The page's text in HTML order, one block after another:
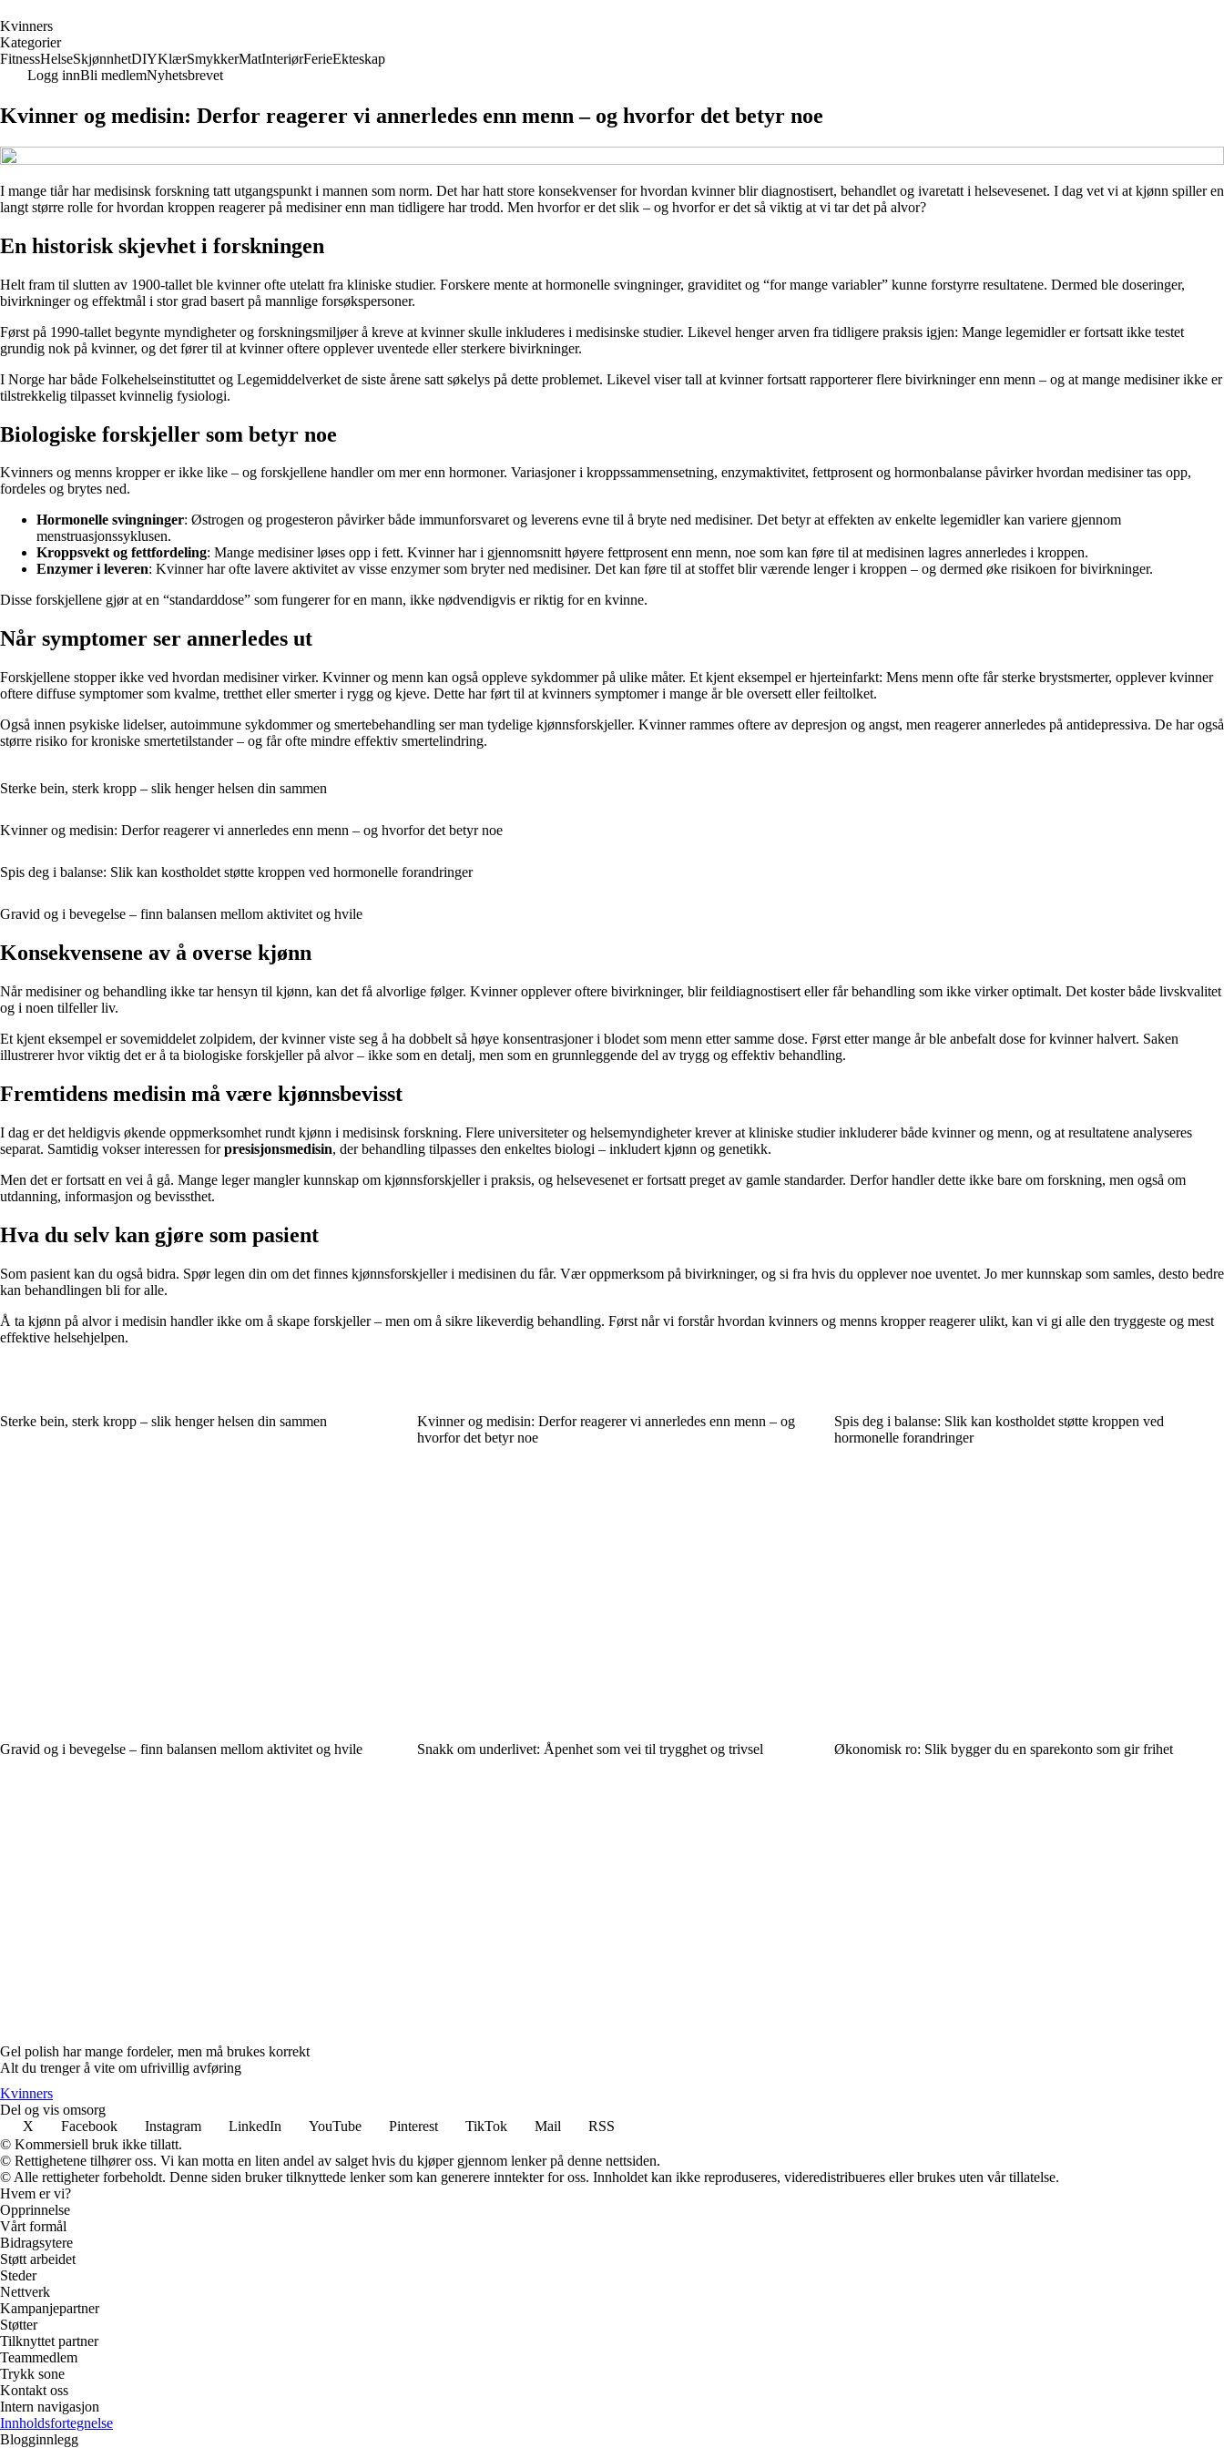
Kvinners
Kategorier
FitnessHelseSkjønnhetDIYKlærSmykkerMatInteriørFerieEkteskap
Logg innBli medlemNyhetsbrevet
Kvinner og medisin: Derfor reagerer vi annerledes enn menn – og hvorfor det betyr noe
I mange tiår har medisinsk forskning tatt utgangspunkt i mannen som norm. Det har hatt store konsekvenser for hvordan kvinner blir diagnostisert, behandlet og ivaretatt i helsevesenet. I dag vet vi at kjønn spiller en
langt større rolle for hvordan kroppen reagerer på medisiner enn man tidligere har trodd. Men hvorfor er det slik – og hvorfor er det så viktig at vi tar det på alvor?
En historisk skjevhet i forskningen
Helt fram til slutten av 1900-tallet ble kvinner ofte utelatt fra kliniske studier. Forskere mente at hormonelle svingninger, graviditet og “for mange variabler” kunne forstyrre resultatene. Dermed ble doseringer,
bivirkninger og effektmål i stor grad basert på mannlige forsøkspersoner.
Først på 1990-tallet begynte myndigheter og forskningsmiljøer å kreve at kvinner skulle inkluderes i medisinske studier. Likevel henger arven fra tidligere praksis igjen: Mange legemidler er fortsatt ikke testet
grundig nok på kvinner, og det fører til at kvinner oftere opplever uventede eller sterkere bivirkninger.
I Norge har både Folkehelseinstituttet og Legemiddelverket de siste årene satt søkelys på dette problemet. Likevel viser tall at kvinner fortsatt rapporterer flere bivirkninger enn menn – og at mange medisiner ikke er
tilstrekkelig tilpasset kvinnelig fysiologi.
Biologiske forskjeller som betyr noe
Kvinners og menns kropper er ikke like – og forskjellene handler om mer enn hormoner. Variasjoner i kroppssammensetning, enzymaktivitet, fettprosent og hormonbalanse påvirker hvordan medisiner tas opp,
fordeles og brytes ned.
Hormonelle svingninger: Østrogen og progesteron påvirker både immunforsvaret og leverens evne til å bryte ned medisiner. Det betyr at effekten av enkelte legemidler kan variere gjennom
menstruasjonssyklusen.
Kroppsvekt og fettfordeling: Mange medisiner løses opp i fett. Kvinner har i gjennomsnitt høyere fettprosent enn menn, noe som kan føre til at medisinen lagres annerledes i kroppen.
Enzymer i leveren: Kvinner har ofte lavere aktivitet av visse enzymer som bryter ned medisiner. Det kan føre til at stoffet blir værende lenger i kroppen – og dermed øke risikoen for bivirkninger.
Disse forskjellene gjør at en “standarddose” som fungerer for en mann, ikke nødvendigvis er riktig for en kvinne.
Når symptomer ser annerledes ut
Forskjellene stopper ikke ved hvordan medisiner virker. Kvinner og menn kan også oppleve sykdommer på ulike måter. Et kjent eksempel er hjerteinfarkt: Mens menn ofte får sterke brystsmerter, opplever kvinner
oftere diffuse symptomer som kvalme, tretthet eller smerter i rygg og kjeve. Dette har ført til at kvinners symptomer i mange år ble oversett eller feiltolket.
Også innen psykiske lidelser, autoimmune sykdommer og smertebehandling ser man tydelige kjønnsforskjeller. Kvinner rammes oftere av depresjon og angst, men reagerer annerledes på antidepressiva. De har også
større risiko for kroniske smertetilstander – og får ofte mindre effektiv smertelindring.
Sterke bein, sterk kropp – slik henger helsen din sammen
Kvinner og medisin: Derfor reagerer vi annerledes enn menn – og hvorfor det betyr noe
Spis deg i balanse: Slik kan kostholdet støtte kroppen ved hormonelle forandringer
Gravid og i bevegelse – finn balansen mellom aktivitet og hvile
Konsekvensene av å overse kjønn
Når medisiner og behandling ikke tar hensyn til kjønn, kan det få alvorlige følger. Kvinner opplever oftere bivirkninger, blir feildiagnostisert eller får behandling som ikke virker optimalt. Det koster både livskvalitet
og i noen tilfeller liv.
Et kjent eksempel er sovemiddelet zolpidem, der kvinner viste seg å ha dobbelt så høye konsentrasjoner i blodet som menn etter samme dose. Først etter mange år ble anbefalt dose for kvinner halvert. Saken
illustrerer hvor viktig det er å ta biologiske forskjeller på alvor – ikke som en detalj, men som en grunnleggende del av trygg og effektiv behandling.
Fremtidens medisin må være kjønnsbevisst
I dag er det heldigvis økende oppmerksomhet rundt kjønn i medisinsk forskning. Flere universiteter og helsemyndigheter krever at kliniske studier inkluderer både kvinner og menn, og at resultatene analyseres
separat. Samtidig vokser interessen forpresisjonsmedisin, der behandling tilpasses den enkeltes biologi – inkludert kjønn og genetikk.
Men det er fortsatt en vei å gå. Mange leger mangler kunnskap om kjønnsforskjeller i praksis, og helsevesenet er fortsatt preget av gamle standarder. Derfor handler dette ikke bare om forskning, men også om
utdanning, informasjon og bevissthet.
Hva du selv kan gjøre som pasient
Som pasient kan du også bidra. Spør legen din om det finnes kjønnsforskjeller i medisinen du får. Vær oppmerksom på bivirkninger, og si fra hvis du opplever noe uventet. Jo mer kunnskap som samles, desto bedre
kan behandlingen bli for alle.
Å ta kjønn på alvor i medisin handler ikke om å skape forskjeller – men om å sikre likeverdig behandling. Først når vi forstår hvordan kvinners og menns kropper reagerer ulikt, kan vi gi alle den tryggeste og mest
effektive helsehjelpen.
Sterke bein, sterk kropp – slik henger helsen din sammen
Kvinner og medisin: Derfor reagerer vi annerledes enn menn – og
hvorfor det betyr noe
Spis deg i balanse: Slik kan kostholdet støtte kroppen ved
hormonelle forandringer
Gravid og i bevegelse – finn balansen mellom aktivitet og hvile Snakk om underlivet: Åpenhet som vei til trygghet og trivsel Økonomisk ro: Slik bygger du en sparekonto som gir frihet
Gel polish har mange fordeler, men må brukes korrekt
Alt du trenger å vite om ufrivillig avføring
Kvinners
Del og vis omsorg
X
Facebook Instagram LinkedIn YouTube Pinterest TikTok Mail
RSS
© Kommersiell bruk ikke tillatt.
© Rettighetene tilhører oss. Vi kan motta en liten andel av salget hvis du kjøper gjennom lenker på denne nettsiden.
© Alle rettigheter forbeholdt. Denne siden bruker tilknyttede lenker som kan generere inntekter for oss. Innholdet kan ikke reproduseres, videredistribueres eller brukes uten vår tillatelse.
Hvem er vi?
Opprinnelse
Vårt formål
Bidragsytere
Støtt arbeidet
Steder
Nettverk
Kampanjepartner
Støtter
Tilknyttet partner
Teammedlem
Trykk sone
Kontakt oss
Intern navigasjon
Innholdsfortegnelse
Blogginnlegg